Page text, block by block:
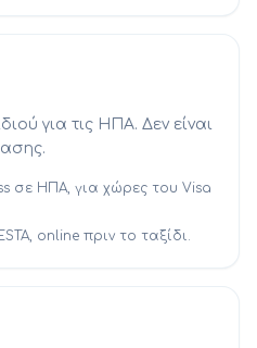
για τις ΗΠΑ. Δεν είναι
σε ΗΠΑ, για χώρες του Visa
online πριν το ταξίδι.